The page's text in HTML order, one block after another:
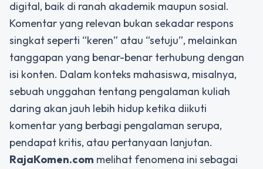
digital, baik di ranah akademik maupun sosial.
Komentar yang relevan bukan sekadar respons
singkat seperti “keren” atau “setuju”, melainkan
tanggapan yang benar-benar terhubung dengan
isi konten. Dalam konteks mahasiswa, misalnya,
sebuah unggahan tentang pengalaman kuliah
daring akan jauh lebih hidup ketika diikuti
komentar yang berbagi pengalaman serupa,
pendapat kritis, atau pertanyaan lanjutan.
RajaKomen.com melihat fenomena ini sebagai